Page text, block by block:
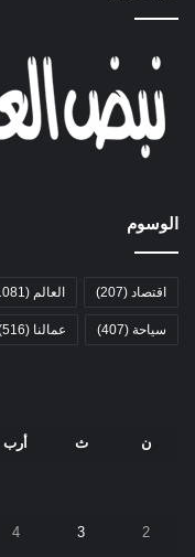
الوسوم
اقتصاد (207) العالم (1081)
سياحة (407) عمالنا (516)
ن ث أرب
2
3
4